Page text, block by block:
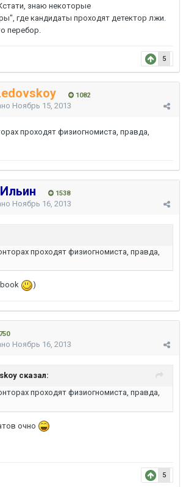
знаю некоторые
где кандидаты проходят детектор лжи.
перебор.
5
1082
Ноябрь 15, 2013
проходят физиогномиста, правда,
1538
Ноябрь 16, 2013
проходят физиогномиста, правда,
)
750
Ноябрь 16, 2013
сказал:
проходят физиогномиста, правда,
очно
5